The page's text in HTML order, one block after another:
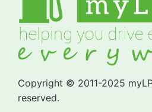
Copyright © 2011-2025
reserved.